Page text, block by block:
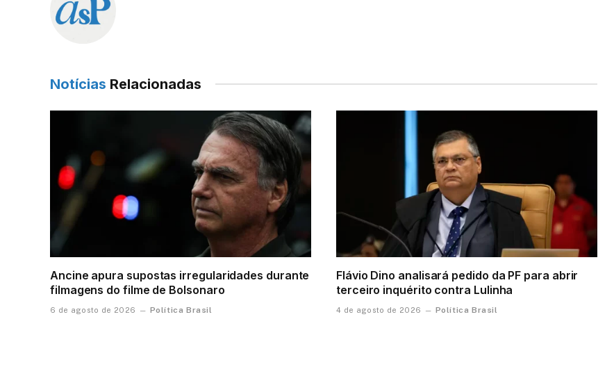
Notícias Relacionadas
Ancine apura supostas irregularidades durante
filmagens do filme de Bolsonaro
6 de agosto de 2026 Política Brasil
Flávio Dino analisará pedido da PF para abrir
terceiro inquérito contra Lulinha
4 de agosto de 2026 Política Brasil